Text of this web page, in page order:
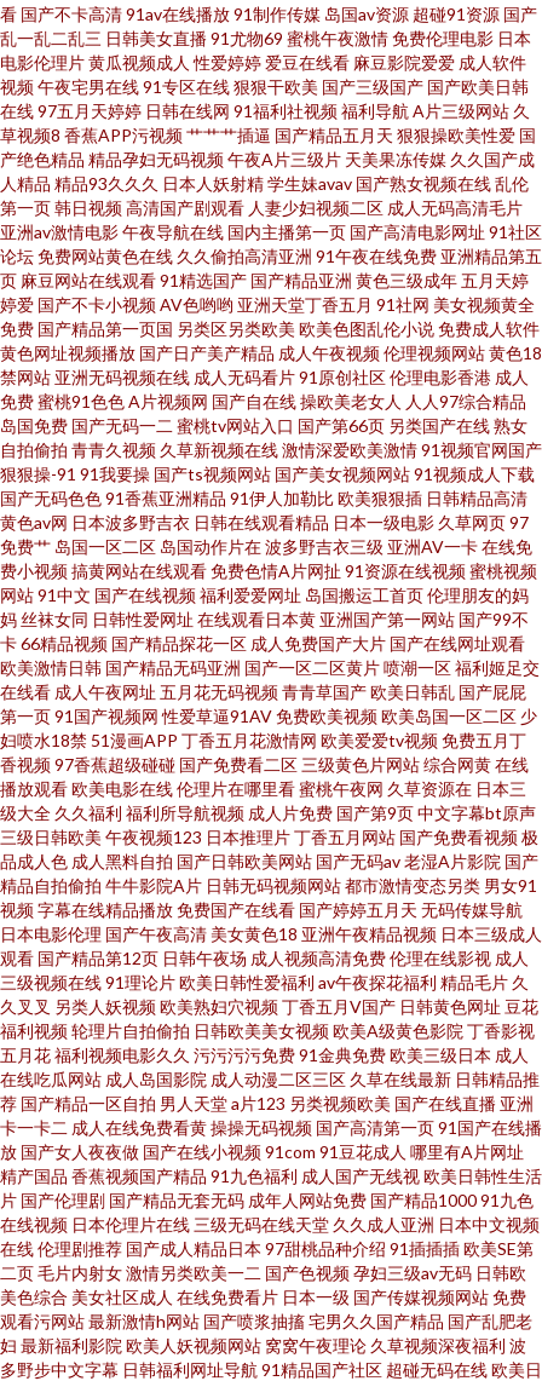
免费色站 AV影院 五月丁香基地av 精品视频黄色91 av老司机亚洲 四虎色资源
黄色电影免费在线视频 超碰九色111 亚洲色97 日韩av资源网站 午夜影视91
91超在线视频公开 3级毛片一二一二一一 影音av操逼 91网站推荐在线看 91
碰在线视频 91成人免费视频 91福利小视频 91九色熟女 91经典三级 91精产
国品影院网址 91久久豆花 91看片成人免费在线 91啦精品视频网站 91综合网
在线视频 97色色 A级床上视频 www国产www WWW人人草人人爱 色图专区
区 久久偷拍网站 黄色仓库导航 国产欧美日韩论坛 国产午夜伊人精品 男人影
院网 青青草青娱乐91视频 日韩欧美综合色片 天美传媒A片在线看 午夜影院
7763 亚洲四本道 中文字幕日产av 51性爱视频 日本成人H片 国产久草香蕉 91
免费在线视频 日本怡红院欧美V免费 国产综合另类ts 91深夜福利视频 日韩二
级网站 国产自拍第一页 www91豆花com 午夜福利影院在线 老司机深夜在线
操人妻av 午夜资源网 老湿机午夜场福利 变态另类首页在线 午夜剧场大香蕉
丁香花 美女强网址 成人不卡 伊人怡春院123区 欧美日韩色情a片 东京热男人
的天堂男 最新三级片网站 97超碰人人操 少妇人妻超碰在线 欧洲色图网站 婷
婷成人伊人网 91国产在线免费观看 91社区入口免费 东方成人AV 国产精品玖
玖玖 后入小少妇 久久草福利 欧美交换国产一区内射 日韩1区二区 天天干天天
草天天舔 亚洲色图探花 91白丝网站 91视频正片 avttbt www色情 91九色蝌蚪
视频 日本中文字幕影片 黄色网入口站链接 爱豆传媒免费播放 午夜影院污av
欧美另类中文 福利国产pron 91猫先生81部合集 日本在线豆花社区亚洲 精品
久久加勒比无码 www91高清 午夜福利a毛片 麻豆性爱AV 大香蕉伊人精品 最
新日韩欧美A网 青娱乐论坛91 国产久久九九九九九 91情侣视频 日韩av不卡
成人电影 含羞草91在线观看 91在线观看玖玖 色宅男宅女91 激情片在線 au黄
色av网站 微拍福利一区 久久av社区 超碰人人青 宅福利白浆 欧美一区二区三
看 国产不卡高清91av在线播放91制作传媒 岛国av资源 超碰91资源 国产
乱一乱二乱三 日韩美女直播91尤物69 蜜桃午夜激情免费伦理电影 日本
电影伦理片黄瓜视频成人 性爱婷婷爱豆在线看 麻豆影院爱爱 成人软件
视频午夜宅男在线91专区在线狠狠干欧美 国产三级国产 国产欧美日韩
在线97五月天婷婷 日韩在线网 91福利社视频福利导航 A片三级网站 久
草视频8 香蕉APP污视频艹艹艹插逼 国产精品五月天 狠狠操欧美性爱 国
产绝色精品 精品孕妇无码视频午夜A片三级片 天美果冻传媒 久久国产成
人精品 精品93久久久 日本人妖射精学生妹avav 国产熟女视频在线乱伦
第一页韩日视频高清国产剧观看 人妻少妇视频二区 成人无码高清毛片
亚洲av激情电影午夜导航在线 国内主播第一页 国产高清电影网址 91社区
论坛免费网站黄色在线 久久偷拍高清亚洲 91午夜在线免费 亚洲精品第五
页 麻豆网站在线观看91精选国产 国产精品亚洲 黄色三级成年五月天婷
婷爱 国产不卡小视频AV色哟哟 亚洲天堂丁香五月 91社网 美女视频黄全
免费 国产精品第一页国 另类区另类欧美 欧美色图乱伦小说免费成人软件
黄色网址视频播放 国产日产美产精品 成人午夜视频伦理视频网站黄色18
禁网站 亚洲无码视频在线 成人无码看片91原创社区伦理电影香港 成人
免费蜜桃91色色A片视频网 国产自在线操欧美老女人 人人97综合精品
岛国免费 国产无码一二 蜜桃tv网站入口 国产第66页 另类国产在线熟女
自拍偷拍 青青久视频 久草新视频在线激情深爱欧美激情91视频官网国产
狠狠操-91 91我要操 国产ts视频网站 国产美女视频网站91视频成人下载
国产无码色色91香蕉亚洲精品 91伊人加勒比欧美狠狠插 日韩精品高清
黄色av网 日本波多野吉衣 日韩在线观看精品 日本一级电影 久草网页97
免费艹 岛国一区二区 岛国动作片在波多野吉衣三级 亚洲AV一卡在线免
费小视频搞黄网站在线观看免费色情A片网扯 91资源在线视频蜜桃视频
网站91中文 国产在线视频福利爱爱网址 岛国搬运工首页伦理朋友的妈
妈丝袜女同 日韩性爱网址 在线观看日本黄 亚洲国产第一网站 国产99不
卡66精品视频 国产精品探花一区 成人免费国产大片 国产在线网址观看
欧美激情日韩 国产精品无码亚洲 国产一区二区黄片喷潮一区福利姬足交
在线看 成人午夜网址 五月花无码视频青青草国产欧美日韩乱 国产屁屁
第一页91国产视频网 性爱草逼91AV免费欧美视频欧美岛国一区二区 少
妇喷水18禁 51漫画APP 丁香五月花激情网 欧美爱爱tv视频免费五月丁
香视频97香蕉超级碰碰 国产免费看二区 三级黄色片网站综合网黄在线
播放观看欧美电影在线伦理片在哪里看蜜桃午夜网 久草资源在 日本三
级大全 久久福利 福利所导航视频 成人片免费 国产第9页中文字幕bt原声
三级日韩欧美 午夜视频123 日本推理片丁香五月网站 国产免费看视频极
品成人色 成人黑料自拍 国产日韩欧美网站 国产无码av老湿A片影院 国产
精品自拍偷拍 牛牛影院A片 日韩无码视频网站都市激情变态另类 男女91
视频字幕在线精品播放免费国产在线看 国产婷婷五月天 无码传媒导航
日本电影伦理 国产午夜高清 美女黄色18 亚洲午夜精品视频 日本三级成人
观看 国产精品第12页 日韩午夜场 成人视频高清免费伦理在线影视 成人
三级视频在线91理论片欧美日韩性爱福利 av午夜探花福利 精品毛片 久
久叉叉 另类人妖视频欧美熟妇穴视频丁香五月V国产 日韩黄色网址 豆花
福利视频轮理片自拍偷拍 日韩欧美美女视频欧美A级黄色影院 丁香影视
五月花福利视频电影久久 污污污污免费91金典免费欧美三级日本 成人
在线吃瓜网站 成人岛国影院 成人动漫二区三区 久草在线最新 日韩精品推
荐 国产精品一区自拍 男人天堂a片123 另类视频欧美 国产在线直播 亚洲
卡一卡二 成人在线免费看黄操操无码视频 国产高清第一页91国产在线播
放 国产女人夜夜做 国产在线小视频91com 91豆花成人 哪里有A片网址
精产国品 香蕉视频国产精品 91九色福利 成人国产无线视欧美日韩性生活
片 国产伦理剧 国产精品无套无码 成年人网站免费 国产精品100091九色
在线视频 日本伦理片在线 三级无码在线天堂 久久成人亚洲 日本中文视频
在线伦理剧推荐 国产成人精品日本 97甜桃品种介绍 91插插插欧美SE第
二页毛片内射女激情另类欧美一二 国产色视频孕妇三级av无码 日韩欧
美色综合 美女社区成人 在线免费看片 日本一级 国产传媒视频网站免费
观看污网站最新激情h网站 国产喷浆抽搐宅男久久国产精品 国产乱肥老
妇 最新福利影院 欧美人妖视频网站 窝窝午夜理论 久草视频深夜福利 波
多野步中文字幕 日韩福利网址导航 91精品国产社区 超碰无码在线欧美日